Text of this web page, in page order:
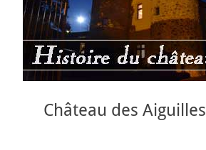
Château des Aiguilles